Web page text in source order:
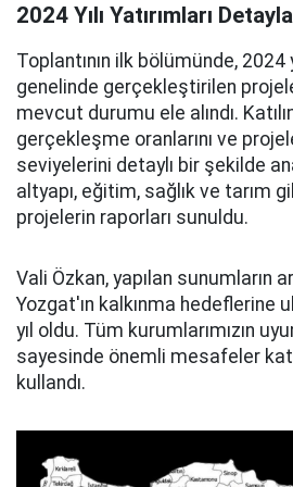
2024 Yılı Yatırımları
Toplantının ilk bölümünde, 2024
genelinde gerçekleştirilen
mevcut durumu ele alındı.
gerçekleşme oranlarını ve
seviyelerini detaylı bir şekilde
altyapı, eğitim, sağlık ve tarım
projelerin raporları sunuldu.
Vali Özkan, yapılan sunumların
Yozgat'ın kalkınma hedeflerine
yıl oldu. Tüm kurumlarımızın
sayesinde önemli mesafeler
kullandı.